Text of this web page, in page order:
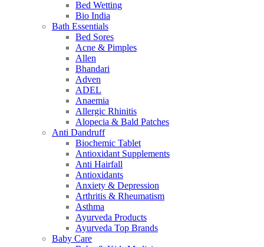
Bed Wetting
Bio India
Bath Essentials
Bed Sores
Acne & Pimples
Allen
Bhandari
Adven
ADEL
Anaemia
Allergic Rhinitis
Alopecia & Bald Patches
Anti Dandruff
Biochemic Tablet
Antioxidant Supplements
Anti Hairfall
Antioxidants
Anxiety & Depression
Arthritis & Rheumatism
Asthma
Ayurveda Products
Ayurveda Top Brands
Baby Care